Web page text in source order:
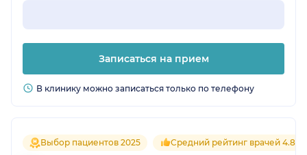
Записаться на прием
В клинику можно записаться только по телефону
Выбор пациентов 2025 Средний рейтинг врачей 4.8